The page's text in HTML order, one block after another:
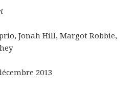
Jonah Hill, Margot Robbie,
2013